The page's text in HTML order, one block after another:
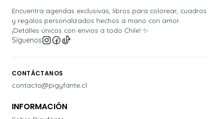
Encuentra agendas exclusivas, libros para colorear, cuadros
y regalos personalizados hechos a mano con amor.
¡Detalles únicos con envíos a todo Chile! ✨
Síguenos
CONTÁCTANOS
contacto@pigyfante.cl
INFORMACIÓN